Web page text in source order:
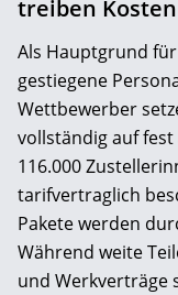
treiben Kosten
Als Hauptgrund
gestiegene
Wettbewerber
vollständig auf
116.000
tarifvertraglich
Pakete werden
Während weite
und Werkverträge